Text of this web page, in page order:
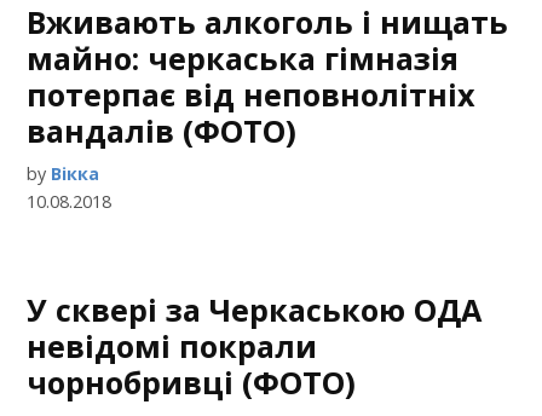
Вживають алкоголь і нищать
майно: черкаська гімназія
потерпає від неповнолітніх
вандалів (ФОТО)
by Вікка
10.08.2018
У сквері за Черкаською ОДА
невідомі покрали
чорнобривці (ФОТО)